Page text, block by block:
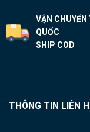
VẬN CHUYỂN
QUỐC
SHIP COD
THÔNG TIN LIÊN